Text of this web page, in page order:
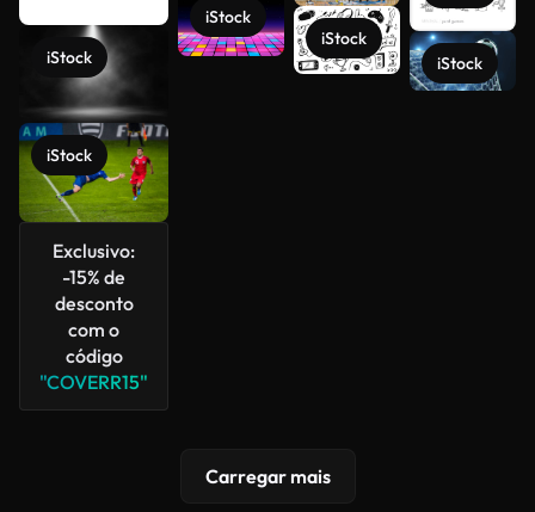
iStock
iStock
Exclusivo:
-15% de
desconto
com o
código
"COVERR15"
iStock
iStock
iStock
Carregar mais